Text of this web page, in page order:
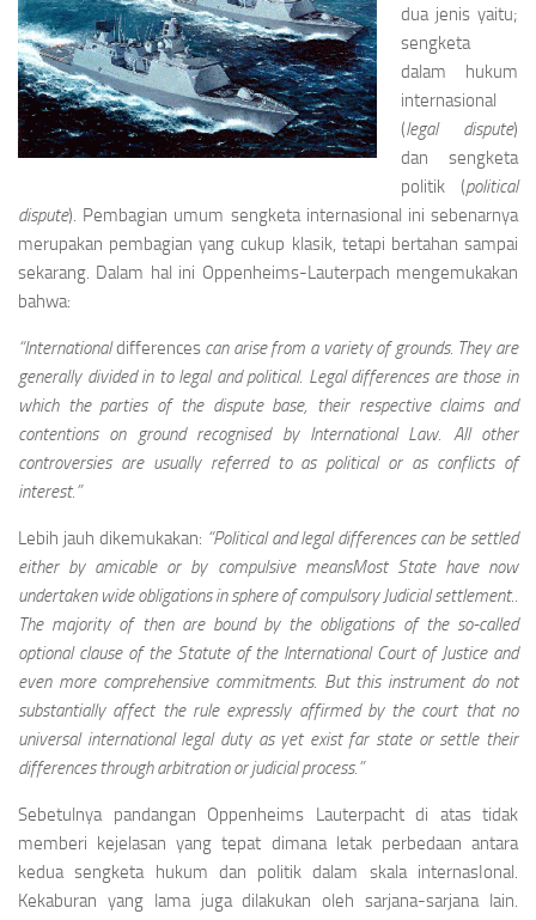
dua jenis yaitu;
sengketa
dalam hukum
in­ternasional
(legal dispute)
dan sengketa
poli­tik (political
dispute). Pembagian umum sengke­ta internasional ini sebenarnya
merupakan pembagian yang cukup klasik, tetapi bertahan sampai
sekarang. Dalam hal ini Oppenheims-Lauterpach mengemukakan
bahwa:
“Internationaldifferencescan arise from a va­riety of grounds. They are
generally divided in to legal and political. Legal differences are those in
which the parties of the dispute base, their respective claims and
contentions on gro­und recognised by International Law. All other
controversies are usually referred to as political or as conflicts of
interest.”
Lebih jauh dikemukakan: “Political and legal differences can be settled
either by amicable or by compulsive meansMost State have now
undertaken wide obligations in sphere of compulsory Judicial settlement..
The majority of then are bound by the obligations of the so-called
optional clause of the Statu­te of the International Court of Justice and
even more comprehensive commitments. But this instrument do not
substantially affect the rule expressly affirmed by the court that no
universal international legal duty as yet exist far state or settle their
differences through arbitration or judicial process.”
Sebetulnya pandangan Oppenheims Lauterpacht di atas tidak
memberi kejelasan yang tepat dimana letak perbedaan antara
kedua sengketa hukum dan politik dalam skala internasIonal.
Kekaburan yang lama juga dilakukan oleh sarjana-sarjana lain.